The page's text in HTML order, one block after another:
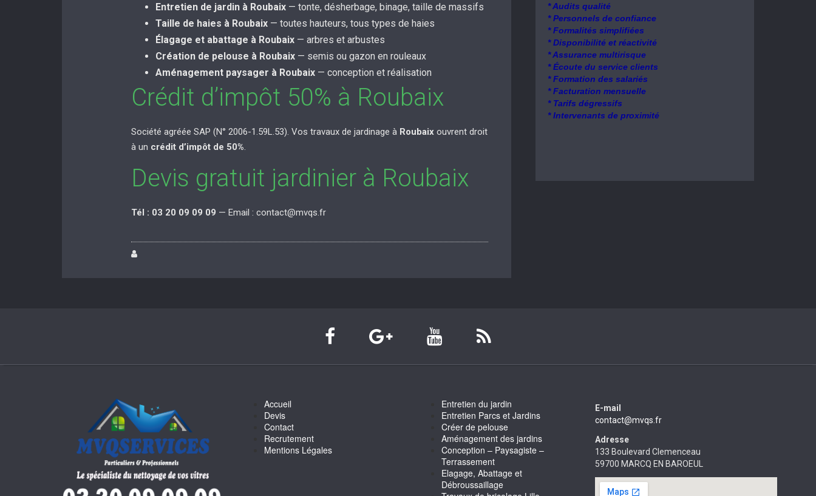
Entretien de jardin à Roubaix— tonte, désherbage, binage, taille de massifs
Taille de haies à Roubaix— toutes hauteurs, tous types de haies
Élagage et abattage à Roubaix— arbres et arbustes
Création de pelouse à Roubaix— semis ou gazon en rouleaux
Aménagement paysager à Roubaix— conception et réalisation
Crédit d’impôt 50% à Roubaix
Société agréée SAP (N° 2006-1.59L.53). Vos travaux de jardinage à Roubaixouvrent droit
à un crédit d’impôt de 50%.
Devis gratuit jardinier à Roubaix
Tél : 03 20 09 09 09 — Email : contact@mvqs.fr
* Audits qualité
* Personnels de confiance
* Formalités simplifiées
* Disponibilité et réactivité
* Assurance multirisque
* Écoute du service clients
* Formation des salariés
* Facturation mensuelle
* Tarifs dégressifs
* Intervenants de proximité
Accueil
Devis
Contact
Recrutement
Mentions Légales
Entretien du jardin
Entretien Parcs et Jardins
Créer de pelouse
Aménagement des jardins
Conception – Paysagiste –
Terrassement
Elagage, Abattage et
Débroussaillage
E-mail
contact@mvqs.fr
Adresse
133 Boulevard Clemenceau
59700 MARCQ EN BAROEUL